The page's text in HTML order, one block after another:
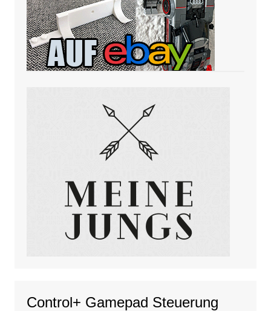
Control+ Gamepad Steuerung